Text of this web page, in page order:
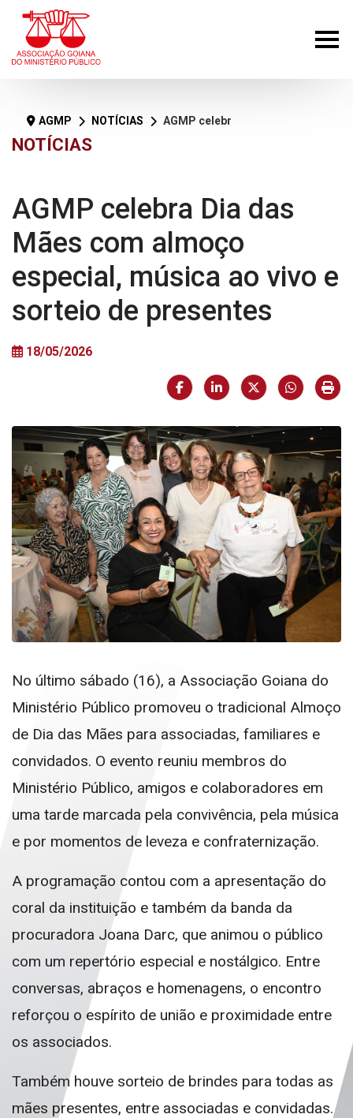
NOTÍCIAS
AGMP NOTÍCIAS AGMP celebra Dia das Mães com almoço especial, música ao vivo e sorteio de presentes
AGMP celebra Dia das
Mães com almoço
especial, música ao vivo e
sorteio de presentes
18/05/2026
FacebookLinkedInX (formerly
No último sábado (16), a Associação Goiana do
Ministério Público promoveu o tradicional Almoço
de Dia das Mães para associadas, familiares e
convidados. O evento reuniu membros do
Ministério Público, amigos e colaboradores em
uma tarde marcada pela convivência, pela música
e por momentos de leveza e confraternização.
A programação contou com a apresentação do
coral da instituição e também da banda da
procuradora Joana Darc, que animou o público
com um repertório especial e nostálgico. Entre
conversas, abraços e homenagens, o encontro
reforçou o espírito de união e proximidade entre
os associados.
Também houve sorteio de brindes para todas as
mães presentes, entre associadas e convidadas.